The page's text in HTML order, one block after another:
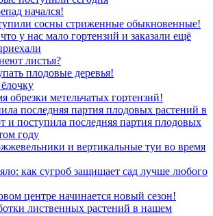
начался!
сосны стриженные обыкновенные!
у нас мало гортензий и заказали ещё
листья?
плодовые деревья!
обрезки метельчатых гортензий!
последняя партия плодовых растений в
и поступила последняя партия плодовых
году
и вертикальные туи во время
как сугроб защищает сад лучше любого
центре начинается новый сезон!
лиственных растений в нашем